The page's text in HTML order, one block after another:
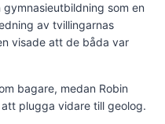
gymnasieutbildning som en
av tvillingarnas
visade att de båda var
bagare, medan Robin
plugga vidare till geolog.